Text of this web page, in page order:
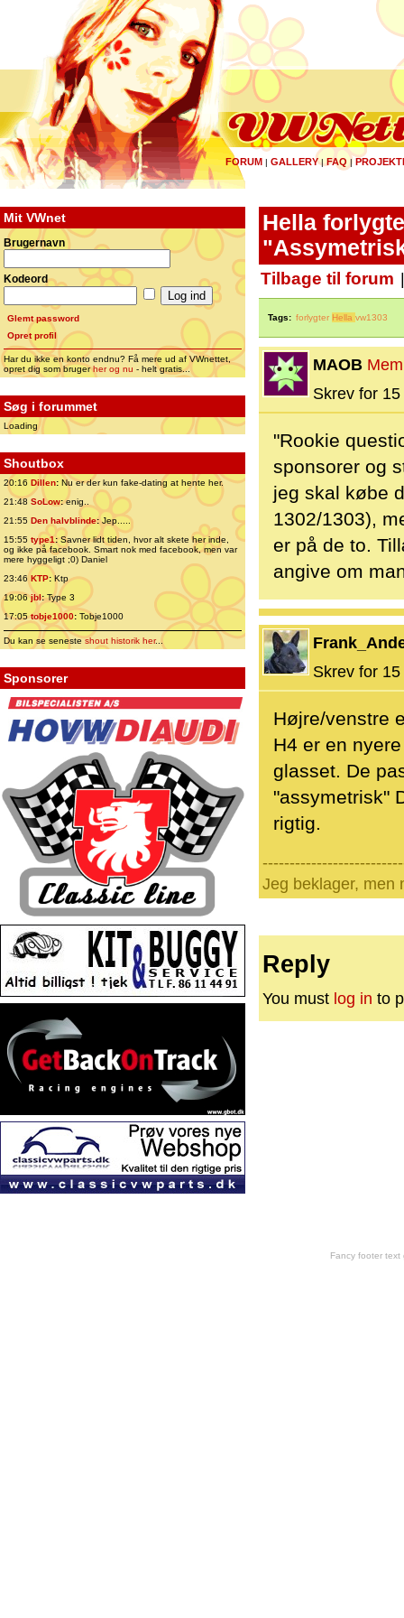
FORUM | GALLERY|FAQ |
Mit VWnet
Brugernavn
Kodeord
Glemt password
Opret profil
Har du ikke en konto endnu? Få mere ud af VWnettet,
opret dig som brugerher og nu - helt gratis...
Søg i forummet
Loading
Shoutbox
20:16 Dillen: Nu er der kun fake-dating at hente her.
21:48 SoLow:enig..
21:55 Den halvblinde:Jep.....
15:55 type1:Savner lidt tiden, hvor alt skete her inde,
og ikke på facebook. Smart nok med facebook, men var
mere hyggeligt ;0) Daniel
23:46 KTP:Ktp
19:06jbl:Type 3
17:05tobje1000: Tobje1000
Du kan se senesteshout historik her...
Sponsorer
Hella
Tilbage til forum
Tags: forlygter Hella vw1303
MAOB
Skrev for
"Rookie
sponsorer og
jeg skal købe
1302/1303),
er på de to.
angive om
Skrev for
Højre/venstre
H4 er en
glasset. De
"assymetrisk"
rigtig.
Jeg beklager, men
Reply
You must log in to
Fancy footer